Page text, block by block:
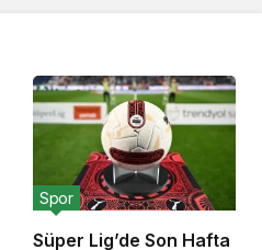
Süper Lig’de Son Hafta
Spor